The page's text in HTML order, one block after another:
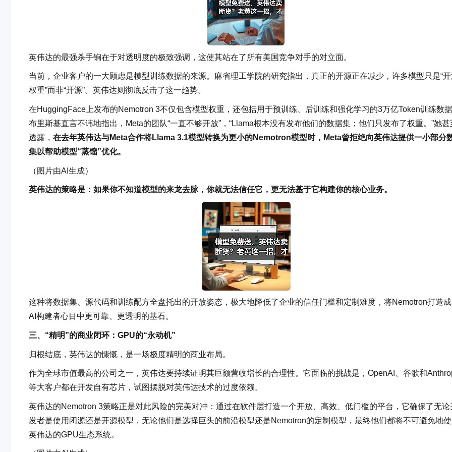
英伟达的最强杀手锏在于对透明度的极致强调，这使其站在了所有美国竞争对手的对立面。
当前，企业客户的一大顾虑是模型训练数据的来源。麻省理工学院的研究指出，真正的开源正在减少，许多模型只是“
权重”而非“开源”。英伟达则彻底反击了这一趋势。
在HuggingFace上发布的Nemotron 3不仅包含模型权重，还包括用于预训练、后训练和强化学习的3万亿Token训练数据
布里斯基直言不讳地指出，Meta的团队“一直不够开放”，“Llama根本没有发布他们的数据集；他们只发布了权重。”她甚
透露， 在去年英伟达与Meta合作将Llama 3.1模型转换为更小的Nemotron模型时，Meta曾拒绝向英伟达提供一小部分
集以帮助模型“蒸馏”优化。
（图片由AI生成）
英伟达的策略是：如果你不知道模型的来龙去脉，你就无法信任它，更无法基于它构建你的核心业务。
这种将数据集、源代码和训练配方全盘托出的开放姿态，极大地降低了企业的信任门槛和定制难度，将Nemotron打造成
AI构建者心目中更可靠、更透明的基石。
三、“精明”的商业闭环：GPU的“永动机”
归根结底，英伟达的慷慨，是一场极度精明的商业布局。
作为全球市值最高的公司之一，英伟达要持续证明其巨额营收增长的合理性。它面临的挑战是，OpenAI、谷歌和
等大客户都在开发自有芯片，试图摆脱对英伟达技术的过度依赖。
英伟达的Nemotron 3策略正是对此风险的完美对冲：通过在软件层打造一个开放、高效、低门槛的平台，它确保了无论
发者是使用闭源还是开源模型，无论他们是选择巨头的前沿模型还是Nemotron的定制模型，最终他们都将不可避免地使
英伟达的GPU生态系统。